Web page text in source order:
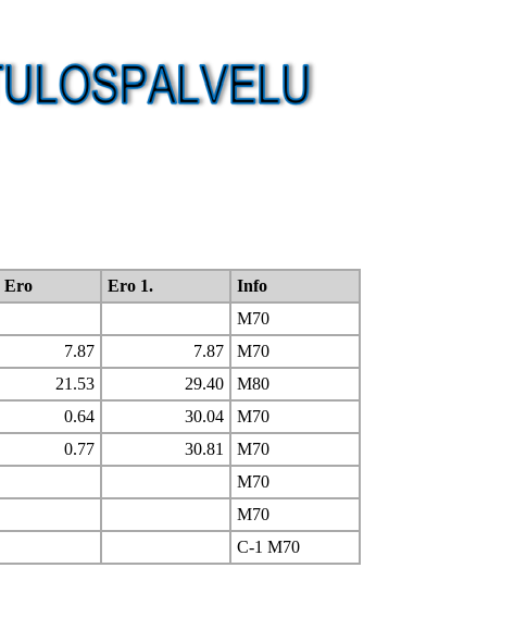
Ero Ero 1.
Info
M70
7.87 7.87
M70
21.53 29.40
M80
0.64 30.04
M70
0.77 30.81
M70
M70
M70
C-1 M70